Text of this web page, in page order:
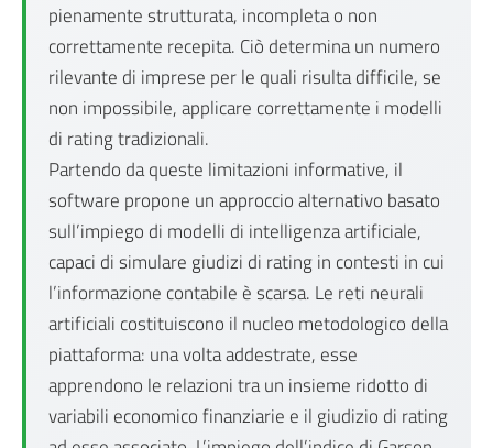
pienamente strutturata, incompleta o non
correttamente recepita. Ciò determina un numero
rilevante di imprese per le quali risulta difficile, se
non impossibile, applicare correttamente i modelli
di rating tradizionali.
Partendo da queste limitazioni informative, il
software propone un approccio alternativo basato
sull’impiego di modelli di intelligenza artificiale,
capaci di simulare giudizi di rating in contesti in cui
l’informazione contabile è scarsa. Le reti neurali
artificiali costituiscono il nucleo metodologico della
piattaforma: una volta addestrate, esse
apprendono le relazioni tra un insieme ridotto di
variabili economico finanziarie e il giudizio di rating